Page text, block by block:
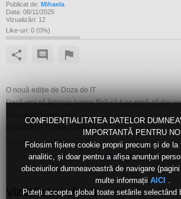
CONFIDENȚIALITATEA DATELOR
IMPORTANTĂ PENTRU NOI
Folosim fișiere cookie proprii precum și de
analitic, și doar pentru a afișa anunțuri
obiceiurilor dumneavoastră de navigare
multe informații AICI
Puteți accepta global toate setările selectând
Publicat de: Mihaela
Data: 08/11/2025
Vizualizări: 12
Like-uri: 0 (0%)
O nouă ediție de Doza de IT
Dacă vrei să înțelegi lumea fără să ți se pară că dai
Realizator - Cătălin Olariu
Canale:
Etichete:
Arată mai mult
Vizualizare clipuri